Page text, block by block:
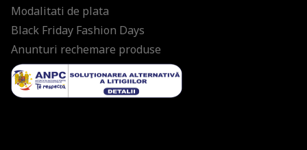
Modalitati de plata
Black Friday Fashion Days
Anunturi rechemare produse